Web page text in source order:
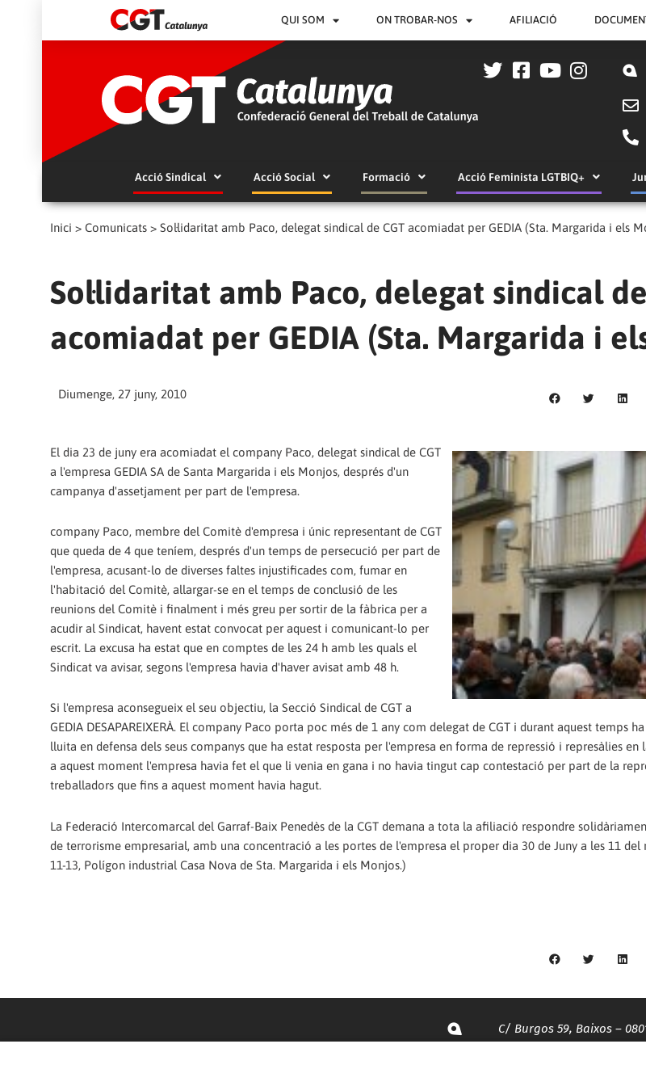
QUI SOM ON TROBAR-NOS AFILIACIÓ
Acció Sindical Acció Social Formació Acció Feminista LGTBIQ+
Inici > Comunicats > Sol·lidaritat amb Paco, delegat sindical de CGT acomiadat per GEDIA (Sta. Margarida i els
Sol·lidaritat amb Paco, delegat sindical
acomiadat per GEDIA (Sta. Margarida i
Diumenge, 27 juny, 2010
El dia 23 de juny era acomiadat el company Paco, delegat sindical de CGT
a l'empresa GEDIA SA de Santa Margarida i els Monjos, després d'un
campanya d'assetjament per part de l'empresa.
company Paco, membre del Comitè d'empresa i únic representant de CGT
que queda de 4 que teníem, després d'un temps de persecució per part de
l'empresa, acusant-lo de diverses faltes injustificades com, fumar en
l'habitació del Comitè, allargar-se en el temps de conclusió de les
reunions del Comitè i finalment i més greu per sortir de la fàbrica per a
acudir al Sindicat, havent estat convocat per aquest i comunicant-lo per
escrit. La excusa ha estat que en comptes de les 24 h amb les quals el
Sindicat va avisar, segons l'empresa havia d'haver avisat amb 48 h.
Si l'empresa aconsegueix el seu objectiu, la Secció Sindical de CGT a
GEDIA DESAPAREIXERÀ. El company Paco porta poc més de 1 any com delegat de CGT i durant aquest temps
lluita en defensa dels seus companys que ha estat resposta per l'empresa en forma de repressió i represàlies en
a aquest moment l'empresa havia fet el que li venia en gana i no havia tingut cap contestació per part de la
treballadors que fins a aquest moment havia hagut.
La Federació Intercomarcal del Garraf-Baix Penedès de la CGT demana a tota la afiliació respondre
de terrorisme empresarial, amb una concentració a les portes de l'empresa el proper dia 30 de Juny a les 11 del
11-13, Polígon industrial Casa Nova de Sta. Margarida i els Monjos.)
C/ Burgos 59, Baixos –